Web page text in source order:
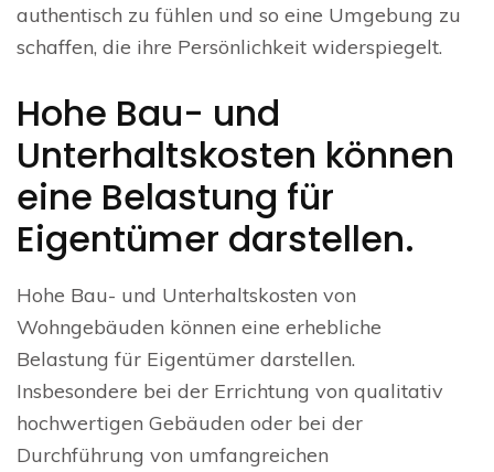
authentisch zu fühlen und so eine Umgebung zu
schaffen, die ihre Persönlichkeit widerspiegelt.
Hohe Bau- und
Unterhaltskosten können
eine Belastung für
Eigentümer darstellen.
Hohe Bau- und Unterhaltskosten von
Wohngebäuden können eine erhebliche
Belastung für Eigentümer darstellen.
Insbesondere bei der Errichtung von qualitativ
hochwertigen Gebäuden oder bei der
Durchführung von umfangreichen